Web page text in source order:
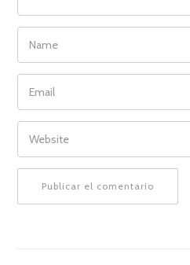
NAME
EMAIL
WEBSITE